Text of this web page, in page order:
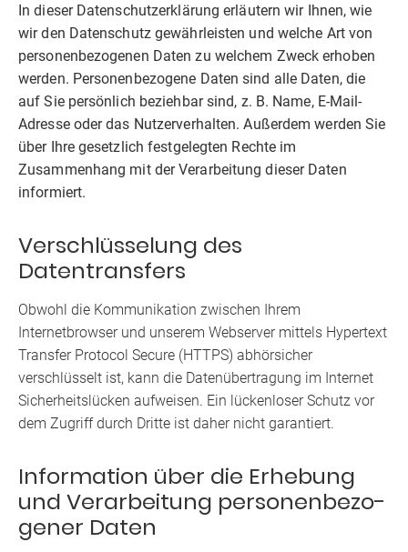
In dieser Datenschutzerklärung erläutern wir Ihnen, wie
wir den Datenschutz gewährleisten und welche Art von
personenbezogenen Daten zu welchem Zweck erhoben
werden. Personenbezogene Daten sind alle Daten, die
auf Sie persönlich beziehbar sind, z. B. Name, E-Mail-
Adresse oder das Nutzerverhalten. Außerdem werden Sie
über Ihre gesetzlich festgelegten Rechte im
Zusammenhang mit der Verarbeitung dieser Daten
informiert.
Verschlüsselung des
Datentransfers
Obwohl die Kommunikation zwischen Ihrem
Internetbrowser und unserem Webserver mittels Hypertext
Transfer Protocol Secure (HTTPS) abhörsicher
verschlüsselt ist, kann die Datenübertragung im Internet
Sicherheitslücken aufweisen. Ein lückenloser Schutz vor
dem Zugriff durch Dritte ist daher nicht garantiert.
Information über die Er­he­bung
und Ver­ar­bei­tung per­so­nen­be­zo­
ge­ner Daten